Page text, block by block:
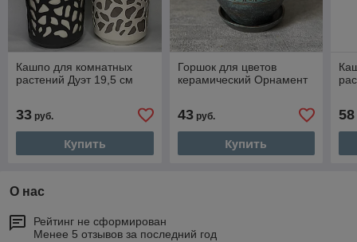
Кашпо для комнатных
растений Дуэт 19,5 см
33 руб.
Купить
Горшок для цветов
керамический Орнамент
43руб.
Купить
58
О нас
Рейтинг не сформирован
Менее 5 отзывов за последний год